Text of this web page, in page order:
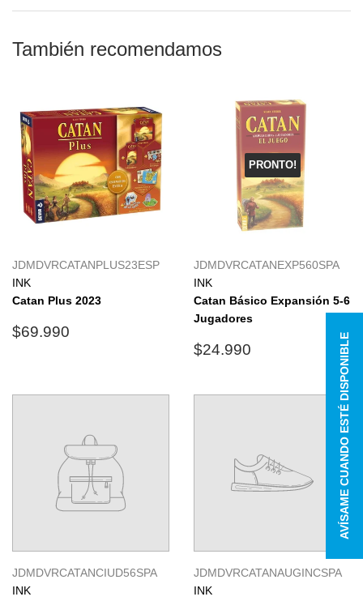
También recomendamos
JDMDVRCATANPLUS23ESP
INK
Catan Plus 2023
Precio
$69.990
PRONTO!
JDMDVRCATANEXP560SPA
INK
Catan Básico Expansión 5-6
Jugadores
Precio
$24.990
JDMDVRCATANCIUD56SPA
INK
JDMDVRCATANAUGINCSPA
INK
AVÍSAME CUANDO ESTÉ DISPONIBLE